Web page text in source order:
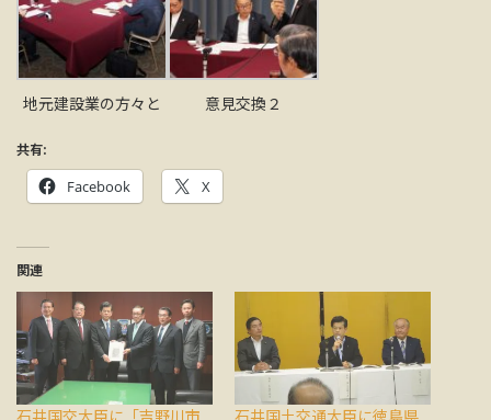
地元建設業の方々と 意見交換２
共有:
Facebook X
関連
石井国交大臣に「吉野川市
石井国土交通大臣に徳島県